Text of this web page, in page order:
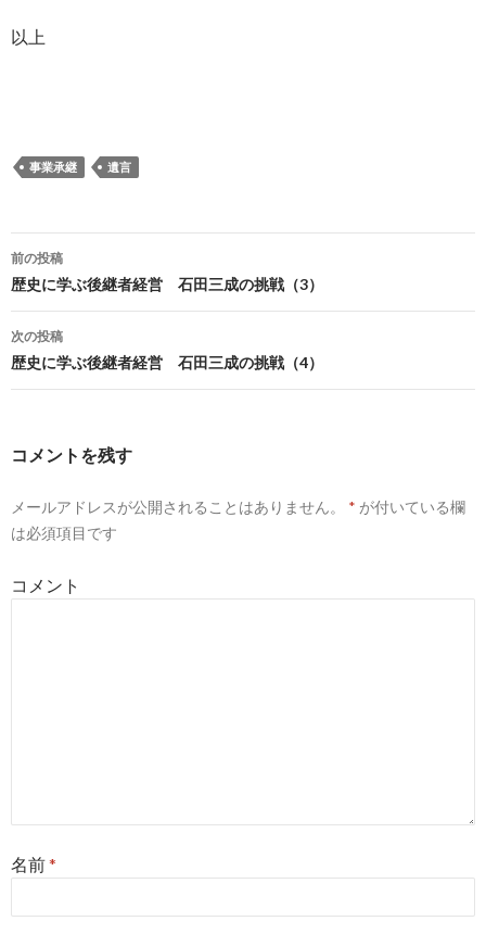
以上
事業承継 遺言
投
稿
ナ
ゲ
シ
ン
前の投稿
歴史に学ぶ後継者経営 石田三成の挑戦（3）
次の投稿
歴史に学ぶ後継者経営 石田三成の挑戦（4）
コメントを残す
メールアドレスが公開されることはありません。 * が付いている欄
は必須項目です
コメント
名前*